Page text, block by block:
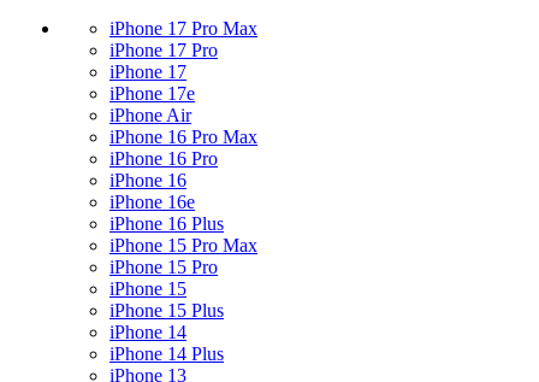
iPhone 17 Pro Max
iPhone 17 Pro
iPhone 17
iPhone 17e
iPhone Air
iPhone 16 Pro Max
iPhone 16 Pro
iPhone 16
iPhone 16e
iPhone 16 Plus
iPhone 15 Pro Max
iPhone 15 Pro
iPhone 15
iPhone 15 Plus
iPhone 14
iPhone 14 Plus
iPhone 13